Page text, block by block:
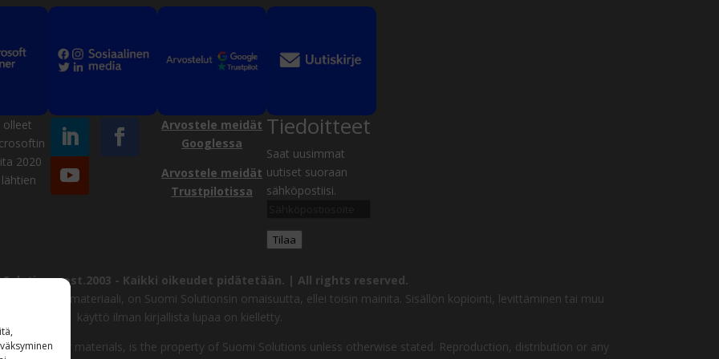
olleet
2020
Arvostele meidät
Googlessa
Arvostele meidät
Trustpilotissa
Tiedoitteet
Saat uusimmat
uutiset suoraan
sähköpostiisi.
Tilaa
est.2003 - Kaikki oikeudet pidätetään. | All rights reserved.
ja muu materiaali, on Suomi Solutionsin omaisuutta, ellei toisin mainita. Sisällön kopiointi, levittäminen tai muu
käyttö ilman kirjallista lupaa on kielletty.
and other materials, is the property of Suomi Solutions unless otherwise stated. Reproduction, distribution or any